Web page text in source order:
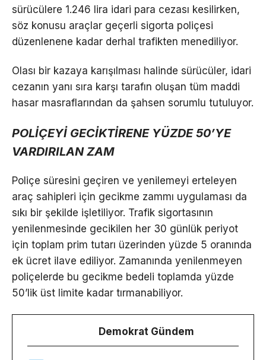
sürücülere 1.246 lira idari para cezası kesilirken,
söz konusu araçlar geçerli sigorta poliçesi
düzenlenene kadar derhal trafikten menediliyor.
Olası bir kazaya karışılması halinde sürücüler, idari
cezanın yanı sıra karşı tarafın oluşan tüm maddi
hasar masraflarından da şahsen sorumlu tutuluyor.
POLİÇEYİ GECİKTİRENE YÜZDE 50’YE
VARDIRILAN ZAM
Poliçe süresini geçiren ve yenilemeyi erteleyen
araç sahipleri için gecikme zammı uygulaması da
sıkı bir şekilde işletiliyor. Trafik sigortasının
yenilenmesinde gecikilen her 30 günlük periyot
için toplam prim tutarı üzerinden yüzde 5 oranında
ek ücret ilave ediliyor. Zamanında yenilenmeyen
poliçelerde bu gecikme bedeli toplamda yüzde
50’lik üst limite kadar tırmanabiliyor.
Demokrat Gündem